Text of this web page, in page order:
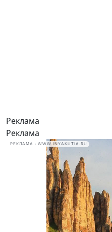
Реклама
Реклама
РЕКЛАМА • WWW.INYAKUTIA.RU